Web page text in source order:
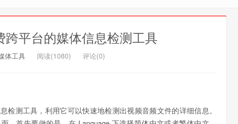
跨平台的媒体信息检测工具
体工具 阅读(1080) 评论(0)
检测工具，利用它可以快速地检测出视频音频文件的详细信息。